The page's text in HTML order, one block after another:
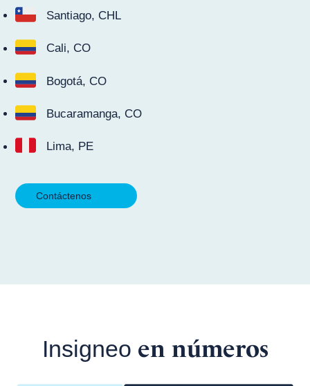
Santiago, CHL
Cali, CO
Bogotá, CO
Bucaramanga, CO
Lima, PE
Contáctenos
Insigneo en números